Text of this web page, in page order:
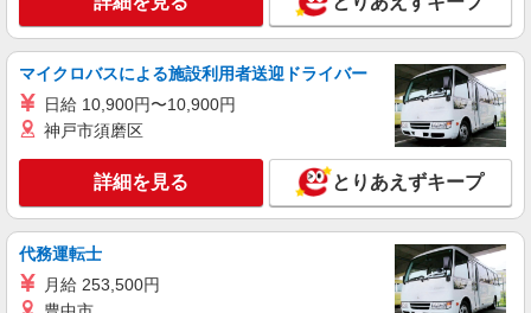
キープ 詳細を見る
アルバイト パート
コンパスグループ・ジャパン株式会社 39275_p
NEW
調理補助【アルバイト・パート】
時給1,250円以上 試用期間中 時給1,250円以上
(試用期間2ヶ月) 残業が発生した場合、残業代を1
分単位で別途支給します。
グランダ大森山王 （東京都大田区山王1-40-
22）
キープ 詳細を見る
マイクロバスによる施設利用者送迎ドライバー
日給 10,900円〜10,900円
神戸市須磨区
詳細を見る とりあえずキープ
代務運転士
月給 253,500円